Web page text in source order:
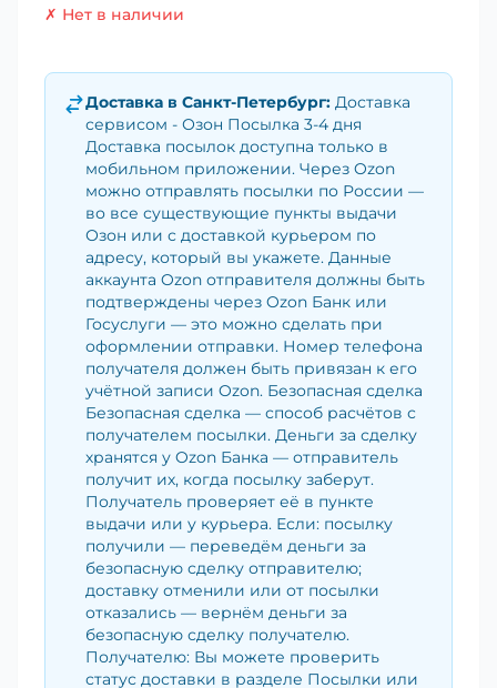
✗ Нет в наличии
Доставка в Санкт-Петербург: Доставка
сервисом - Озон Посылка 3-4 дня
Доставка посылок доступна только в
мобильном приложении. Через Ozon
можно отправлять посылки по России —
во все существующие пункты выдачи
Озон или с доставкой курьером по
адресу, который вы укажете. Данные
аккаунта Ozon отправителя должны быть
подтверждены через Ozon Банк или
Госуслуги — это можно сделать при
оформлении отправки. Номер телефона
получателя должен быть привязан к его
учётной записи Ozon. Безопасная сделка
Безопасная сделка — способ расчётов с
получателем посылки. Деньги за сделку
хранятся у Ozon Банка — отправитель
получит их, когда посылку заберут.
Получатель проверяет её в пункте
выдачи или у курьера. Если: посылку
получили — переведём деньги за
безопасную сделку отправителю;
доставку отменили или от посылки
отказались — вернём деньги за
безопасную сделку получателю.
Получателю: Вы можете проверить
статус доставки в разделе Посылки или